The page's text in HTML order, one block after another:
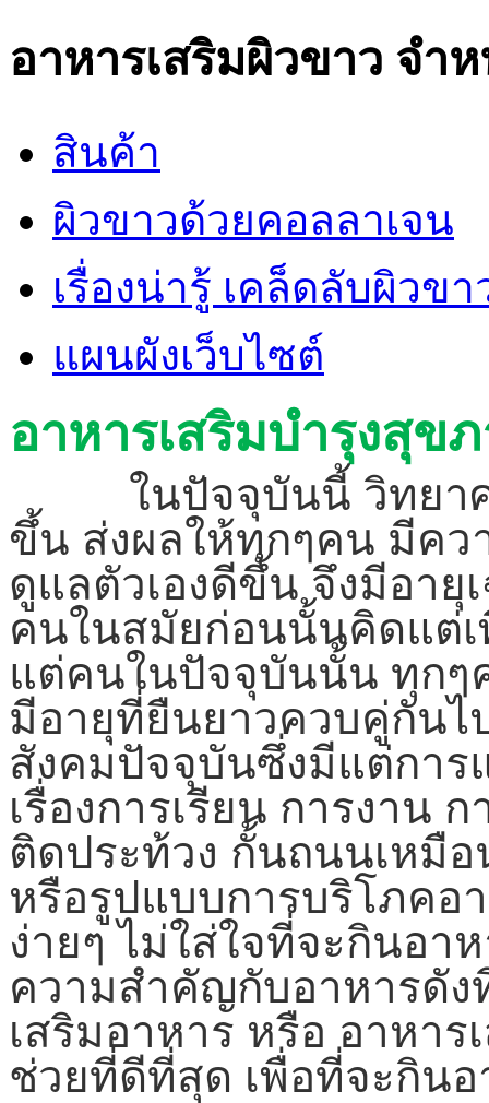
อาหารเสริมผิวขาว จำห
สินค้า
ผิวขาวด้วยคอลลาเจน
เรื่องน่ารู้ เคล็ดลับผิวขา
แผนผังเว็บไซต์
อาหารเสริมบำรุงสุข
ในปัจจุบันนี้ วิทยาศา
ขึ้น ส่งผลให้ทุกๆคน มีค
ดูแลตัวเองดีขึ้น จึงมีอา
คนในสมัยก่อนนั้นคิดแต่
แต่คนในปัจจุบันนั้น ทุกๆ
มีอายุที่ยืนยาวควบคู่กันไ
สังคมปัจจุบันซึ่งมีแต่การ
เรื่องการเรียน การงาน
ติดประท้วง กั้นถนนเหมือ
หรือรูปแบบการบริโภค
ง่ายๆ ไม่ใส่ใจที่จะกินอา
ความสำคัญกับอาหารดั
เสริมอาหาร หรือ อาหา
ช่วยที่ดีที่สุด เพื่อที่จะกิน